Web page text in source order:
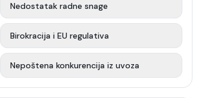
Nedostatak radne snage
Birokracija i EU regulativa
Nepoštena konkurencija iz uvoza